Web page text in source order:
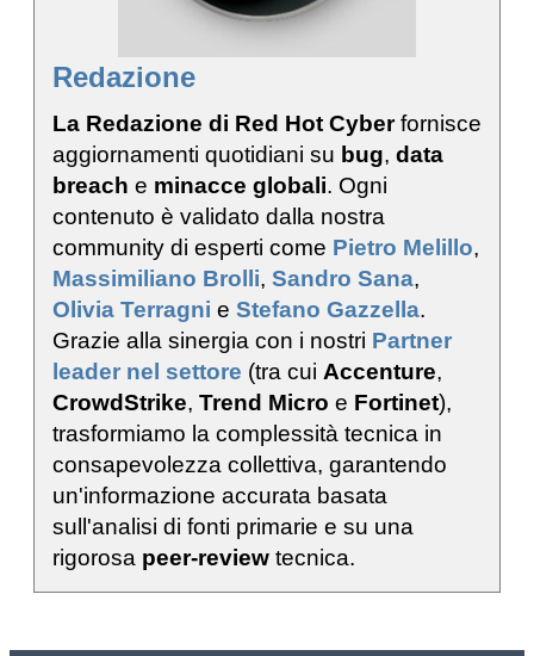
Redazione
La Redazione di Red Hot Cyberfornisce
aggiornamenti quotidiani su bug, data
breach e minacce globali. Ogni
contenuto è validato dalla nostra
community di esperti come Pietro Melillo,
Massimiliano Brolli, Sandro Sana,
Olivia Terragni e Stefano Gazzella.
Grazie alla sinergia con i nostri Partner
leader nel settore (tra cui Accenture,
CrowdStrike, Trend Micro e Fortinet),
trasformiamo la complessità tecnica in
consapevolezza collettiva, garantendo
un'informazione accurata basata
sull'analisi di fonti primarie e su una
rigorosa peer-review tecnica.